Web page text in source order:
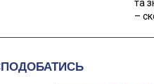
та
–